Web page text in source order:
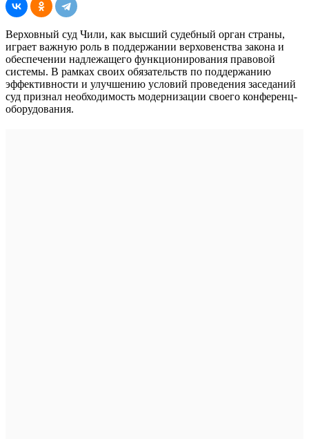
Верховный суд Чили, как высший судебный орган страны,
играет важную роль в поддержании верховенства закона и
обеспечении надлежащего функционирования правовой
системы. В рамках своих обязательств по поддержанию
эффективности и улучшению условий проведения заседаний
суд признал необходимость модернизации своего конференц-
оборудования.